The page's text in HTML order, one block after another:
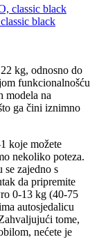
black
kg, odnosno do
funkcionalnošću
modela na
ga čini iznimno
koje možete
nekoliko poteza.
zajedno s
da pripremite
0-13 kg (40-75
autosjedalicu
tome,
nećete je